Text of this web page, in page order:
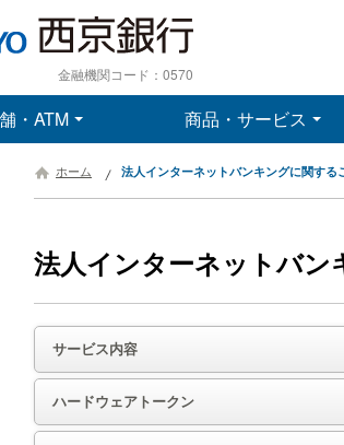
金融機関コード：0570
・ATM 商品・サービス
ホーム 法人インターネットバンキングに関する
法人インターネットバン
サービス内容
ハードウェアトークン